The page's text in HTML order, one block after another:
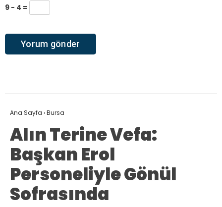
9 − 4 =
Ana Sayfa ›Bursa
Alın Terine Vefa:
Başkan Erol
Personeliyle Gönül
Sofrasında